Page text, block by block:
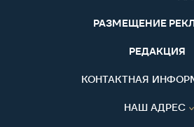
РАЗМЕЩЕНИЕ
РЕДАКЦИЯ
КОНТАКТНАЯ
НАШ АДРЕС